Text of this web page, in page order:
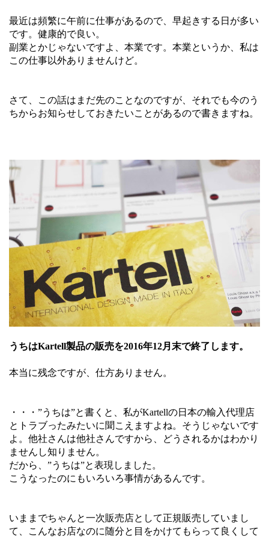
最近は頻繁に午前に仕事があるので、早起きする日が多い
です。健康的で良い。
副業とかじゃないですよ、本業です。本業というか、私は
この仕事以外ありませんけど。
さて、この話はまだ先のことなのですが、それでも今のう
ちからお知らせしておきたいことがあるので書きますね。
うちはKartell製品の販売を2016年12月末で終了します。
本当に残念ですが、仕方ありません。
・・・”うちは”と書くと、私がKartellの日本の輸入代理店
とトラブったみたいに聞こえますよね。そうじゃないです
よ。他社さんは他社さんですから、どうされるかはわかり
ませんし知りません。
だから、”うちは”と表現しました。
こうなったのにもいろいろ事情があるんです。
いままでちゃんと一次販売店として正規販売していまし
て、こんなお店なのに随分と目をかけてもらって良くして